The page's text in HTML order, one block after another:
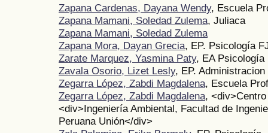
Zapana Cardenas, Dayana Wendy, Escuela
Zapana Mamani, Soledad Zulema, Juliaca
Zapana Mamani, Soledad Zulema
Zapana Mora, Dayan Grecia, EP. Psicología
Zarate Marquez, Yasmina Paty, EA Psicología
Zavala Osorio, Lizet Lesly, EP. Administracion
Zegarra López, Zabdi Magdalena, Escuela
Zegarra López, Zabdi Magdalena,
<div>Ingeniería Ambiental, Facultad de
Peruana Unión</div>